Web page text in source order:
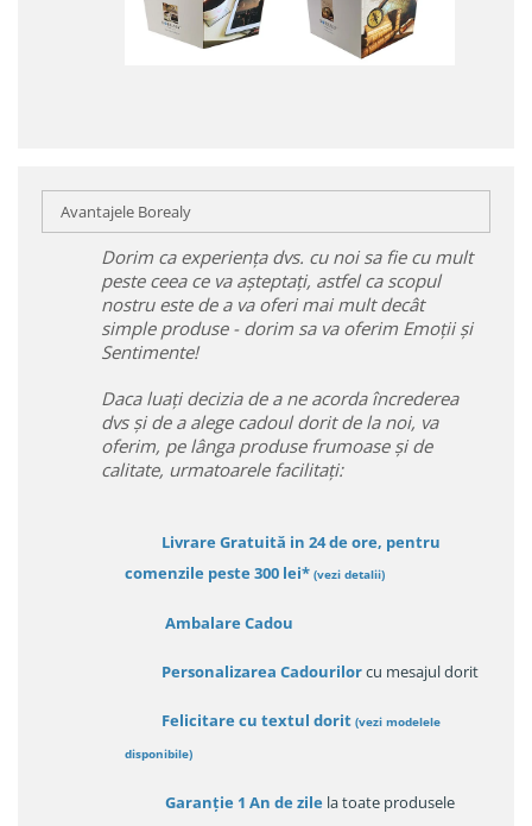
Avantajele Borealy
Dorim ca experiența dvs. cu noi sa fie cu mult
peste ceea ce va așteptați, astfel ca scopul
nostru este de a va oferi mai mult decât
simple produse - dorim sa va oferim Emoții și
Sentimente!
Daca luați decizia de a ne acorda încrederea
dvs și de a alege cadoul dorit de la noi, va
oferim, pe lânga produse frumoase și de
calitate, urmatoarele facilitați:
Livrare Gratuită in 24 de ore, pentru
comenzile peste 300 lei* (vezi detalii)
Ambalare Cadou
Personalizarea Cadourilorcu mesajul dorit
Felicitare cu textul dorit (vezi modelele
disponibile)
Garanție 1 An de zile la toate produsele